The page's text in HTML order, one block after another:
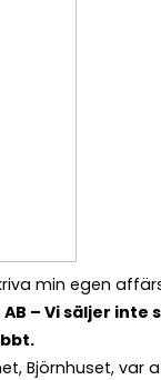
min egen
– Vi säljer inte
Björnhuset, var